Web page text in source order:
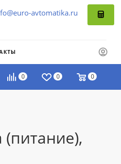
avtomatika.ru
0 0 0
(питание),